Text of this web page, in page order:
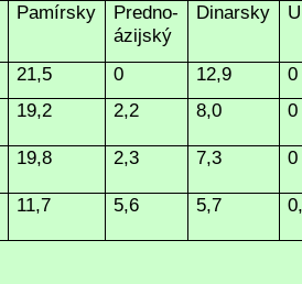
Pamírsky
Predno-
ázijský
Dinarsky
21,5 0 12,9
0
19,2 2,2 8,0 0
19,8 2,3 7,3 0
11,7 5,6 5,7